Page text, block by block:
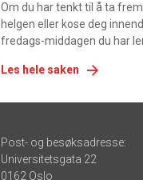
Om du har tenkt til å ta
helgen eller kose deg
fredags-middagen du har
Les hele saken
Post- og besøksadresse:
Universitetsgata 22
0162 Oslo